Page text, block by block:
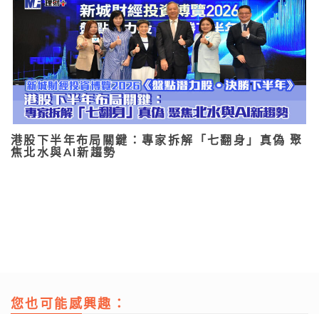
港股下半年布局關鍵：專家拆解「七翻身」真偽 聚
焦北水與AI新趨勢
您也可能感興趣：